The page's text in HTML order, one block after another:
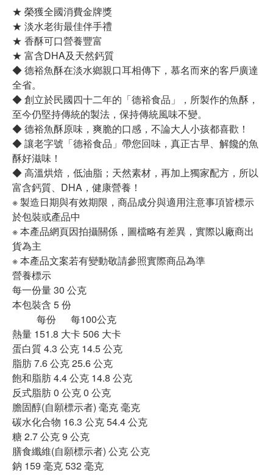
★ 榮獲全國消費金牌獎
★ 淡水老街最佳伴手禮
★ 香酥可口營養豐富
★ 富含DHA及天然鈣質
◆ 德裕魚酥在淡水鄉親口耳相傳下，慕名而來的客戶廣達
全省。
◆ 創立於民國四十二年的「德裕食品」，所製作的魚酥，
至今仍堅持傳統的製法，保持傳統風味不變。
◆ 德裕魚酥原味，爽脆的口感，不論大人小孩都喜歡！
◆ 讓老字號「德裕食品」帶您回味，真正古早、解饞的魚
酥好滋味！
◆ 高溫烘焙，低油脂；天然素材，再加上獨家配方，所以
富含鈣質、DHA，健康營養！
※ 製造日期與有效期限，商品成分與適用注意事項皆標示
於包裝或產品中
※ 本產品網頁因拍攝關係，圖檔略有差異，實際以廠商出
貨為主
※ 本產品文案若有變動敬請參照實際商品為準
營養標示
每一份量 30 公克
本包裝含 5 份
每份 每100公克
熱量 151.8 大卡 506 大卡
蛋白質 4.3 公克 14.5 公克
脂肪 7.6 公克 25.6 公克
飽和脂肪 4.4 公克 14.8 公克
反式脂肪 0 公克 0 公克
膽固醇(自願標示者) 毫克 毫克
碳水化合物 16.3 公克 54.4 公克
糖 2.7 公克 9 公克
膳食纖維(自願標示者) 公克 公克
鈉 159 毫克 532 毫克